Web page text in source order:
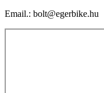
Email.: bolt@egerbike.hu